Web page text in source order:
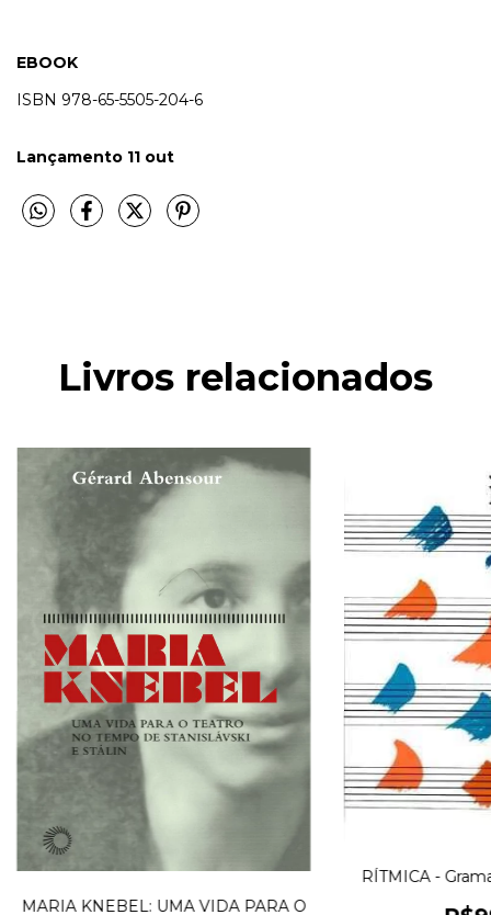
EBOOK
ISBN 978-65-5505-204-6
Lançamento 11 out
Livros relacionados
MARIA KNEBEL: UMA VIDA PARA O
RÍTMICA -